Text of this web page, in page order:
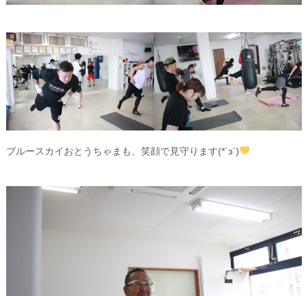
ブルースカイおとうちゃまも、笑顔で見守ります(*´з`)